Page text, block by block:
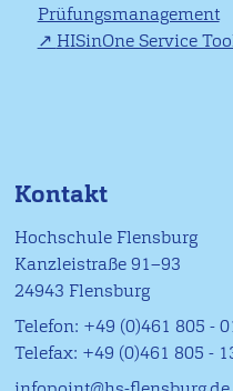
Prüfungsmanagement
HISinOne Service
Kontakt
Hochschule Flensburg
Kanzleistraße 91–93
24943 Flensburg
Telefon: +49 (0)461 805 -
Telefax: +49 (0)461 805 -